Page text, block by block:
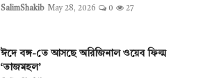
SalimShakib May 28, 2026 0 27
ঈদে বঙ্গ-তে আসছে অরিজিনাল ওয়েব ফিল্ম
‘তাজমহল’